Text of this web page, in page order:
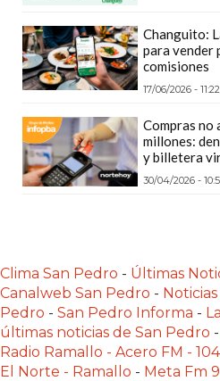
DÓNDE
COMPRAR
PROTEÍNA,
Y
PRE
ENTRENO
QUÉ
ES
CHANGUITO.COM.AR
Y
CÓMO
Changuito:
para vender
comisiones
17/06/2026 -
Compras no
millones:
y billetera
30/04/2026 -
Clima San Pedro - Últimas
Canalweb San Pedro -
Pedro - San Pedro Informa -
últimas noticias de San Pedro -
Radio Ramallo - Acero FM -
El Norte - Ramallo - Meta Fm